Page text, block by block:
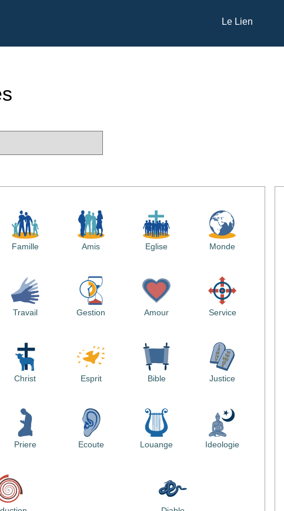
Le Lien
Famille Amis Eglise Monde
Travail Gestion Amour Service
Christ Esprit Bible Justice
Priere Ecoute Louange Ideologie